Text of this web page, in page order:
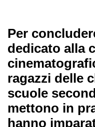
Per
dedicato alla
ragazzi delle
scuole
mettono in
hanno